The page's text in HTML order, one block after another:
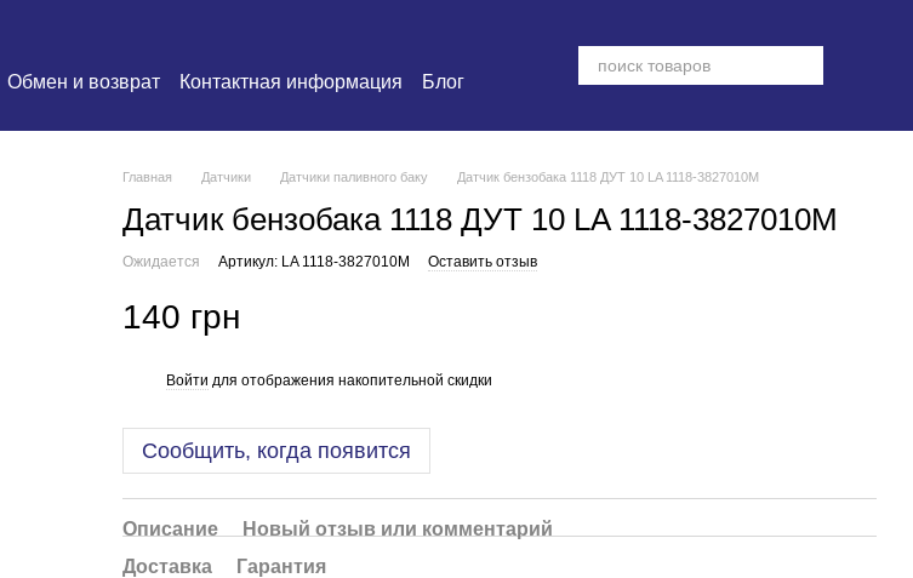
Обмен и возврат Контактная информация Блог
Главная Датчики Датчики паливного баку Датчик бензобака 1118 ДУТ 10 LA 1118-3827010М
Датчик бензобака 1118 ДУТ 10 LA 1118-3827010М
Ожидается Артикул: LA 1118-3827010М Оставить отзыв
140 грн
Войти для отображения накопительной скидки
Сообщить, когда появится
Описание
Новый отзыв или комментарий
Доставка
Гарантия